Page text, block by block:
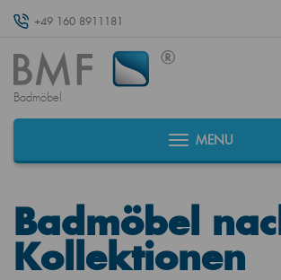
+49 160 8911181
Badmöbel
MENU
Badmöbel
Kollektionen